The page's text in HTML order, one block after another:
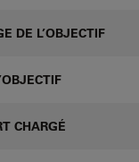
DE L’OBJECTIF
CHARGÉ